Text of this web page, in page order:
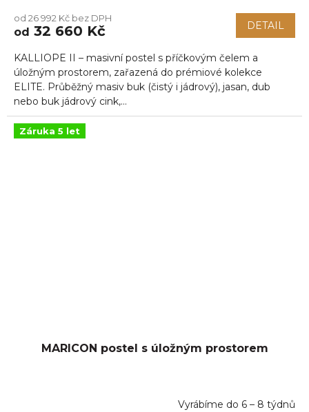
od 26 992 Kč bez DPH
od 32 660 Kč DETAIL
KALLIOPE II – masivní postel s příčkovým čelem a
úložným prostorem, zařazená do prémiové kolekce
ELITE. Průběžný masiv buk (čistý i jádrový), jasan, dub
nebo buk jádrový cink,...
Záruka 5 let
MARICON postel s úložným prostorem
Vyrábíme do 6 – 8 týdnů